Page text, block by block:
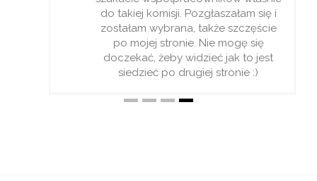
do takiej komisji. Pozgłaszałam się i
zostałam wybrana, także szczęście
po mojej stronie. Nie mogę się
doczekać, żeby widzieć jak to jest
siedzieć po drugiej stronie :)